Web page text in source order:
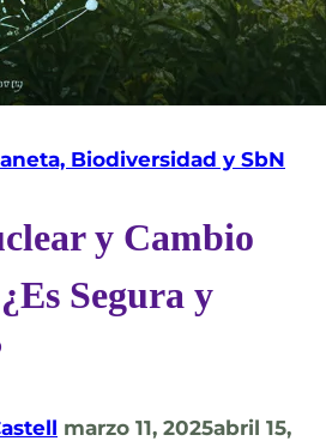
Biodiversidad y SbN
y Cambio
Segura y
marzo 11, 2025abril 15,